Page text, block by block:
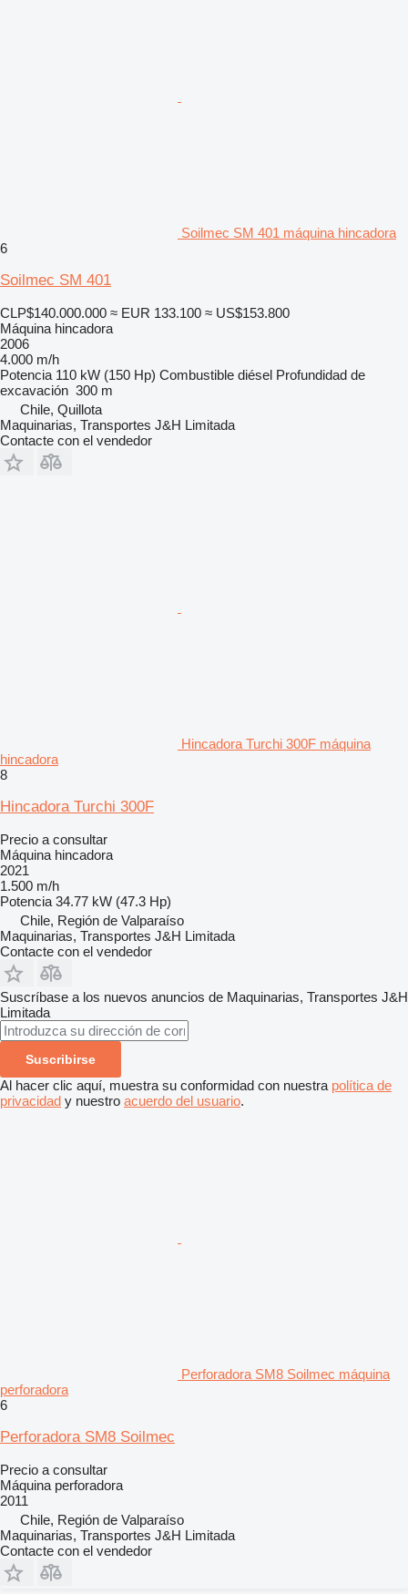
Soilmec SM 401 máquina hincadora
6
Soilmec SM 401
CLP$140.000.000 ≈ EUR 133.100 ≈ US$153.800
Máquina hincadora
2006
4.000 m/h
Potencia 110 kW (150 Hp) Combustible diésel Profundidad de
excavación 300 m
Chile, Quillota
Maquinarias, Transportes J&H Limitada
Contacte con el vendedor
Hincadora Turchi 300F máquina
hincadora
8
Hincadora Turchi 300F
Precio a consultar
Máquina hincadora
2021
1.500 m/h
Potencia 34.77 kW (47.3 Hp)
Chile, Región de Valparaíso
Maquinarias, Transportes J&H Limitada
Contacte con el vendedor
Suscríbase a los nuevos anuncios de Maquinarias, Transportes J&H
Limitada
Suscribirse
Al hacer clic aquí, muestra su conformidad con nuestra política de
privacidad y nuestro acuerdo del usuario.
Perforadora SM8 Soilmec máquina
perforadora
6
Perforadora SM8 Soilmec
Precio a consultar
Máquina perforadora
2011
Chile, Región de Valparaíso
Maquinarias, Transportes J&H Limitada
Contacte con el vendedor